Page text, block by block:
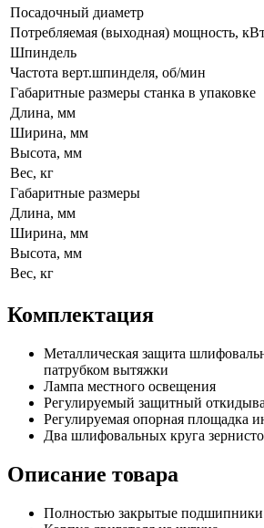
Посадочный диаметр
Потребляемая (выходная) мощность,
Шпиндель
Частота верт.шпинделя, об/мин
Габаритные размеры станка в упаковке
Длина, мм
Ширина, мм
Высота, мм
Вес, кг
Габаритные размеры
Длина, мм
Ширина, мм
Высота, мм
Вес, кг
Комплектация
Металлическая защита
патрубком вытяжки
Лампа местного освещения
Регулируемый защитный
Регулируемая опорная площадка
Два шлифовальных круга
Описание товара
Полностью закрытые подшипники